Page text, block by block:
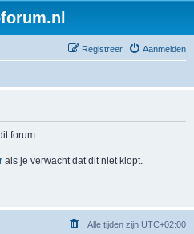
Aanmelden
Registreer
forum.
als je verwacht dat dit niet klopt.
Alle tijden zijn UTC+02:00